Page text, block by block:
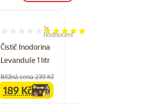
Čistič Inodorina
Levandule 1 litr
Hodnocení 100%, počet hodnocení: 1
1×
hodnocení
Běžná cena 239 Kč
familycena
189 Kč